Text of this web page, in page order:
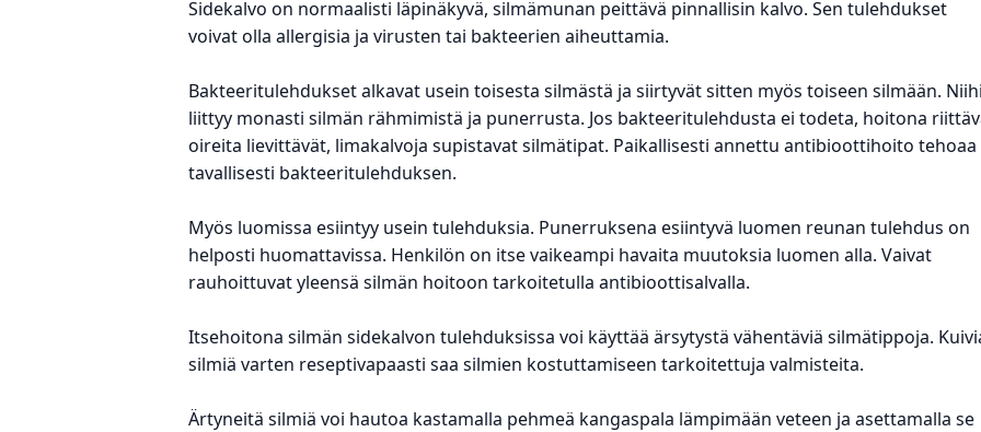
Sidekalvo on normaalisti läpinäkyvä, silmämunan peittävä pinnallisin kalvo. Sen tulehdukset
voivat olla allergisia ja virusten tai bakteerien aiheuttamia.
Bakteeritulehdukset alkavat usein toisesta silmästä ja siirtyvät sitten myös toiseen silmään.
liittyy monasti silmän rähmimistä ja punerrusta. Jos bakteeritulehdusta ei todeta, hoitona
oireita lievittävät, limakalvoja supistavat silmätipat. Paikallisesti annettu antibioottihoito tehoaa
tavallisesti bakteeritulehduksen.
Myös luomissa esiintyy usein tulehduksia. Punerruksena esiintyvä luomen reunan tulehdus on
helposti huomattavissa. Henkilön on itse vaikeampi havaita muutoksia luomen alla. Vaivat
rauhoittuvat yleensä silmän hoitoon tarkoitetulla antibioottisalvalla.
Itsehoitona silmän sidekalvon tulehduksissa voi käyttää ärsytystä vähentäviä silmätippoja.
silmiä varten reseptivapaasti saa silmien kostuttamiseen tarkoitettuja valmisteita.
Ärtyneitä silmiä voi hautoa kastamalla pehmeä kangaspala lämpimään veteen ja asettamalla se